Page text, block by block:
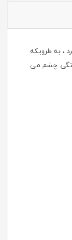
، به طرویکه
چشم می